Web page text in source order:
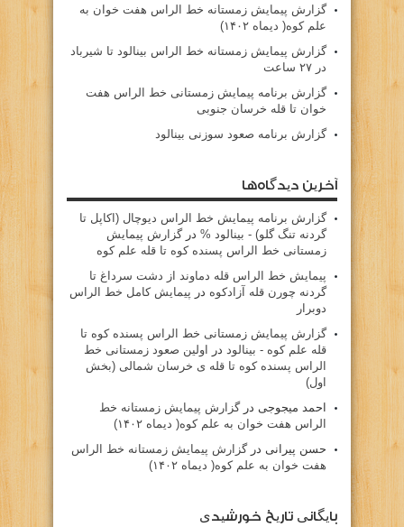
گزارش پیمایش زمستانه خط الراس هفت خوان به
علم کوه( دیماه ۱۴۰۲)
گزارش پیمایش زمستانه خط الراس بینالود تا شیرباد
در ۲۷ ساعت
گزارش برنامه پیمایش زمستانی خط الراس هفت
خوان تا قله خرسان جنوبی
گزارش برنامه صعود سوزنی بینالود
آخرین دیدگاه‌ها
گزارش برنامه پيمايش خط الراس ديوچال (اكاپل تا
گردنه تنگ گلو) - بينالود % درگزارش پیمایش
زمستانی خط الراس پسنده کوه تا قله علم کوه
پيمايش خط الراس قله دماوند از دشت سرداغ تا
گردنه چورن قله آزادكوه در پیمایش کامل خط الراس
دوبرار
گزارش پیمایش زمستانی خط الراس پسنده کوه تا
قله علم کوه - بينالود در اولین صعود زمستانی خط
الراس پسنده کوه تا قله ی خرسان شمالی (بخش
اول)
احمد میجوجی درگزارش پیمایش زمستانه خط
الراس هفت خوان به علم کوه( دیماه ۱۴۰۲)
حسن پیرانی درگزارش پیمایش زمستانه خط الراس
هفت خوان به علم کوه( دیماه ۱۴۰۲)
بایگانی تاریخ خورشیدی